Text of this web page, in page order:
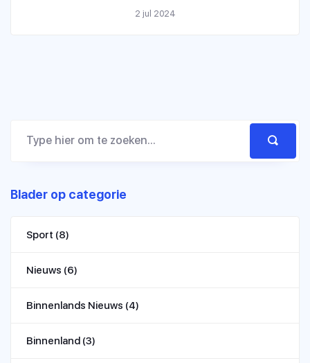
onrustige wereld vol dreigingen en sprak over zijn
2 jul 2024
Blader op categorie
Sport (8)
Nieuws (6)
Binnenlands Nieuws (4)
Binnenland (3)